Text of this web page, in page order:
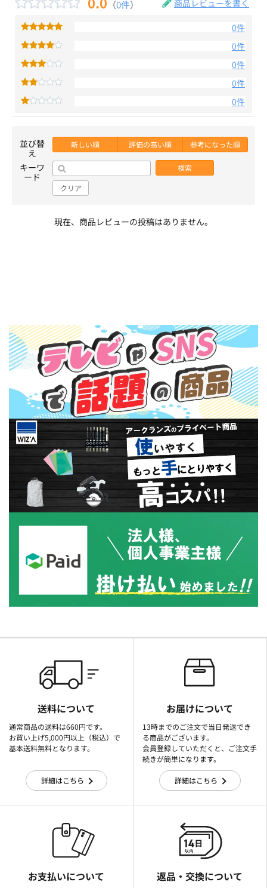
（0件） 商品レビューを書く
0件
0件
0件
0件
0件
並び替
え
新しい順 評価の高い順 参考になった順
キーワ
ード
検索
クリア
現在、商品レビューの投稿はありません。
送料について
通常商品の送料は660円です。
お買い上げ5,000円以上（税込）で
基本送料無料となります。
詳細はこちら
お届けについて
13時までのご注文で当日発送でき
る商品がございます。
会員登録していただくと、ご注文手
続きが簡単になります。
詳細はこちら
お支払いについて 返品・交換について